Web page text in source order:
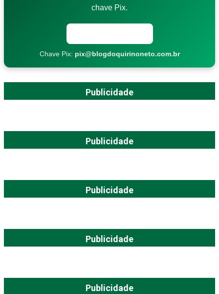
chave Pix.
Chave Pix: pix@blogdoquirinoneto.com.br
Publicidade
Publicidade
Publicidade
Publicidade
Publicidade